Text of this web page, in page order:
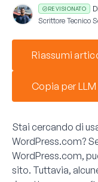
REVISIONATO Di
Scrittore Tecnico
Riassumi
Copia per LLM
Stai cercando di
WordPress.com?
WordPress.com,
sito. Tuttavia,